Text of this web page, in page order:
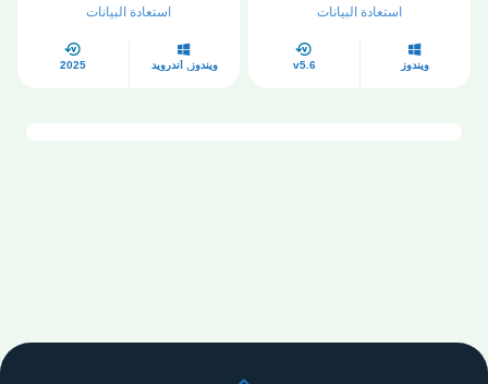
Data Recovery كامل 2026
استعادة البيانات
ويندوز v5.6
2026
استعادة البيانات
ويندوز, أندرويد 2025
قم بالتمرير لأعلى